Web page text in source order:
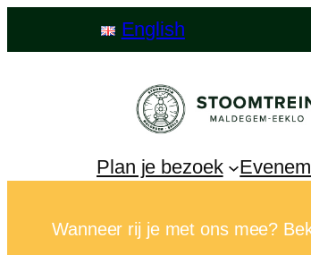
English
Plan je bezoek
Wanneer rij je met ons mee?